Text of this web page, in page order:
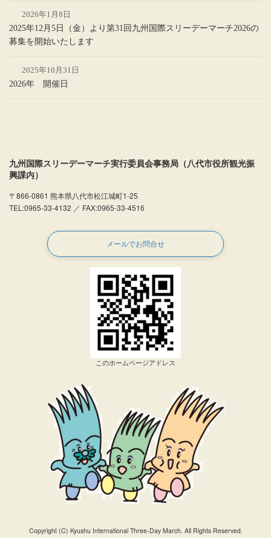
2026年1月8日
2025年12月5日（金）より第31回九州国際スリーデーマーチ2026の
募集を開始いたします
2025年10月31日
2026年 開催日
九州国際スリーデーマーチ実行委員会事務局（八代市役所観光振
興課内）
〒866-0861 熊本県八代市松江城町1-25
TEL:0965-33-4132 ／ FAX:0965-33-4516
メールでお問合せ
このホームページアドレス
Copyright (C) Kyushu International Three-Day March. All Rights Reserved.